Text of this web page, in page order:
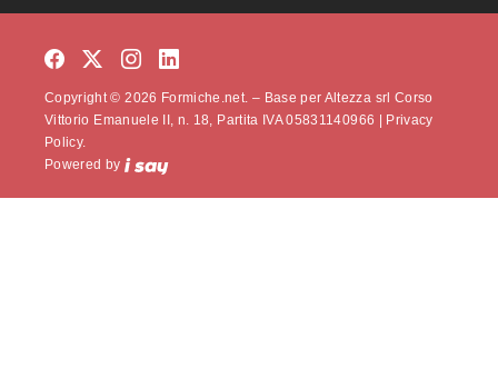
Copyright © 2026 Formiche.net. – Base per Altezza srl Corso
Vittorio Emanuele II, n. 18, Partita IVA 05831140966 |
Privacy
Policy.
Powered by